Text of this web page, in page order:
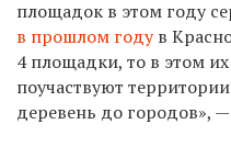
площадок в этом году
в прошлом годув
4 площадки, то в этом
поучаствуют
деревень до городов»,